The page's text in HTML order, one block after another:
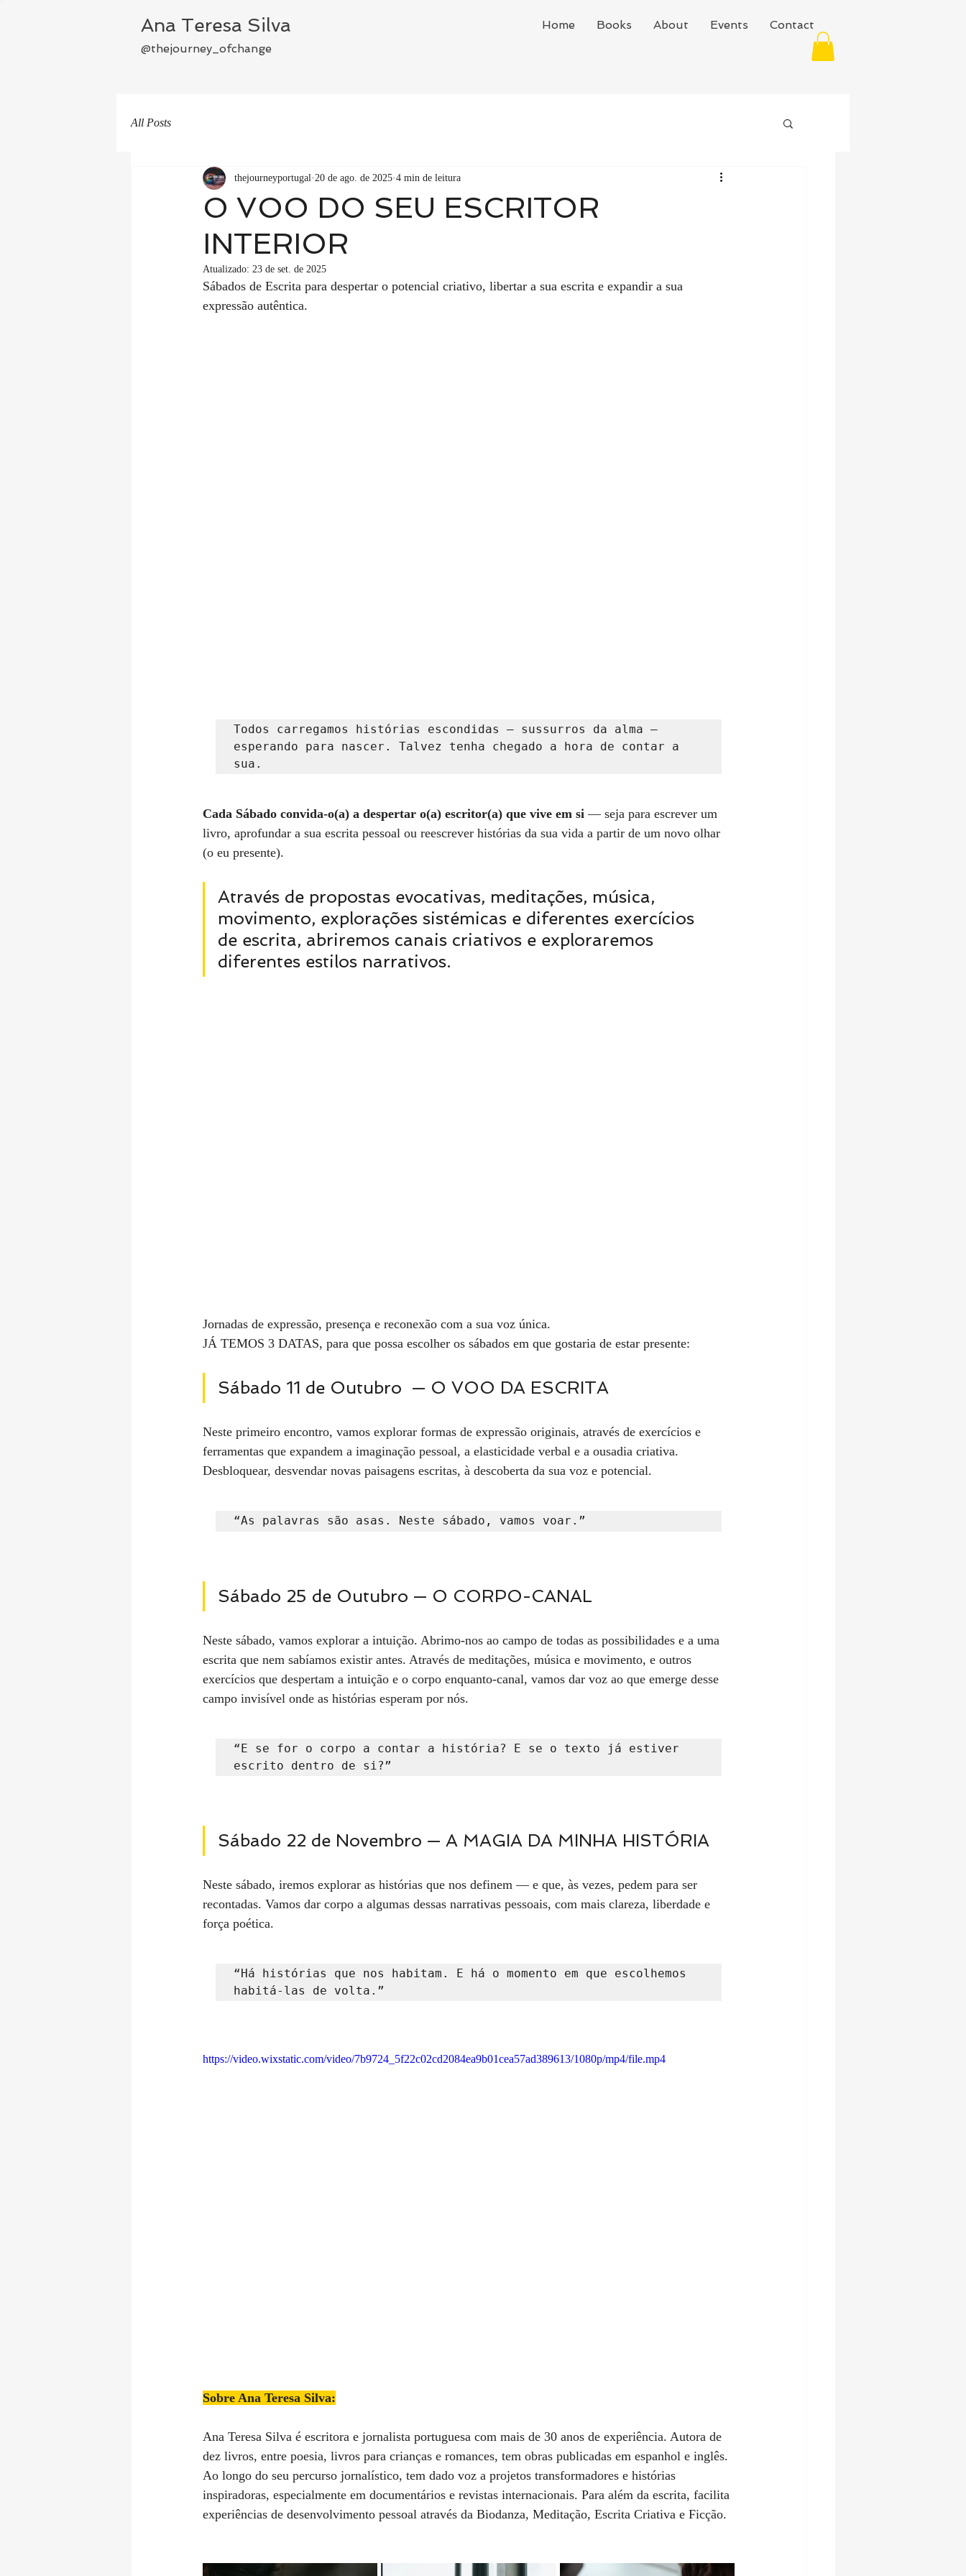
Home Books About Events Contact
Ana Teresa Silva
@thejourney_ofchange
All Posts
O VOO DO SEU ESCRITOR
INTERIOR
thejourneyportugal 20 de ago. de 2025 4 min de leitura
Atualizado: 23 de set. de 2025
Sábados de Escrita para despertar o potencial criativo, libertar a sua escrita e expandir a sua
expressão autêntica.
Todos carregamos histórias escondidas — sussurros da alma —
esperando para nascer. Talvez tenha chegado a hora de contar a
sua.
Cada Sábado convida-o(a) a despertar o(a) escritor(a) que vive em si — seja para escrever um
livro, aprofundar a sua escrita pessoal ou reescrever histórias da sua vida a partir de um novo olhar
(o eu presente).
Através de propostas evocativas, meditações, música,
movimento, explorações sistémicas e diferentes exercícios
de escrita, abriremos canais criativos e exploraremos
diferentes estilos narrativos.
Jornadas de expressão, presença e reconexão com a sua voz única.
JÁ TEMOS 3 DATAS, para que possa escolher os sábados em que gostaria de estar presente:
Sábado 11 de Outubro  — O VOO DA ESCRITA
Neste primeiro encontro, vamos explorar formas de expressão originais, através de exercícios e
ferramentas que expandem a imaginação pessoal, a elasticidade verbal e a ousadia criativa.
Desbloquear, desvendar novas paisagens escritas, à descoberta da sua voz e potencial.
“As palavras são asas. Neste sábado, vamos voar.”
Sábado 25 de Outubro — O CORPO-CANAL
Neste sábado, vamos explorar a intuição. Abrimo-nos ao campo de todas as possibilidades e a uma
escrita que nem sabíamos existir antes. Através de meditações, música e movimento, e outros
exercícios que despertam a intuição e o corpo enquanto-canal, vamos dar voz ao que emerge desse
campo invisível onde as histórias esperam por nós.
“E se for o corpo a contar a história? E se o texto já estiver
escrito dentro de si?”
Sábado 22 de Novembro — A MAGIA DA MINHA HISTÓRIA
Neste sábado, iremos explorar as histórias que nos definem — e que, às vezes, pedem para ser
recontadas. Vamos dar corpo a algumas dessas narrativas pessoais, com mais clareza, liberdade e
força poética.
“Há histórias que nos habitam. E há o momento em que escolhemos
habitá-las de volta.”
https://video.wixstatic.com/video/7b9724_5f22c02cd2084ea9b01cea57ad389613/1080p/mp4/file.mp4
Sobre Ana Teresa Silva:
Ana Teresa Silva é escritora e jornalista portuguesa com mais de 30 anos de experiência. Autora de
dez livros, entre poesia, livros para crianças e romances, tem obras publicadas em espanhol e inglês.
Ao longo do seu percurso jornalístico, tem dado voz a projetos transformadores e histórias
inspiradoras, especialmente em documentários e revistas internacionais. Para além da escrita, facilita
experiências de desenvolvimento pessoal através da Biodanza, Meditação, Escrita Criativa e Ficção.